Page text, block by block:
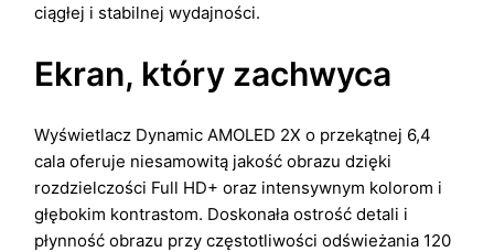
ciągłej i stabilnej wydajności.
Ekran, który zachwyca
Wyświetlacz Dynamic AMOLED 2X o przekątnej 6,4
cala oferuje niesamowitą jakość obrazu dzięki
rozdzielczości Full HD+ oraz intensywnym kolorom i
głębokim kontrastom. Doskonała ostrość detali i
płynność obrazu przy częstotliwości odświeżania 120